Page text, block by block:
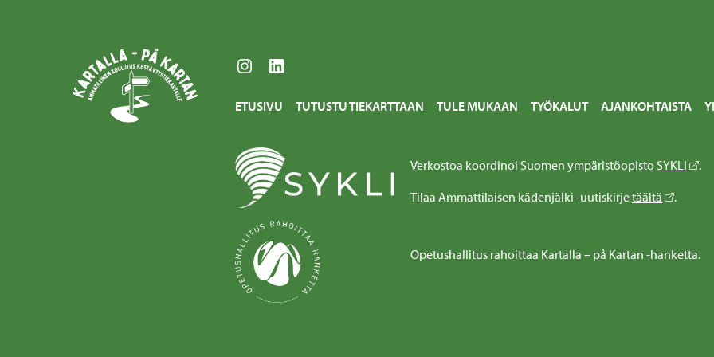
Instagram LinkedIn
ETUSIVU TUTUSTU TIEKARTTAAN TULE MUKAAN TYÖKALUT AJANKOHTAISTA
Verkostoa koordinoi Suomen ympäristöopisto SYKLI
.
Tilaa Ammattilaisen kädenjälki -uutiskirjetäältä .
Opetushallitus rahoittaa Kartalla – på Kartan -hanketta.